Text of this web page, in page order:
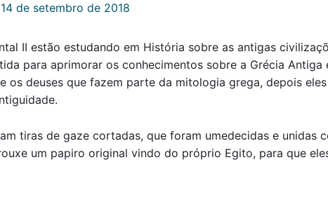
14 de setembro de 2018
II estão estudando em História sobre as antigas
para aprimorar os conhecimentos sobre a Grécia
os deuses que fazem parte da mitologia grega, depois
tiras de gaze cortadas, que foram umedecidas e unidas
um papiro original vindo do próprio Egito, para que